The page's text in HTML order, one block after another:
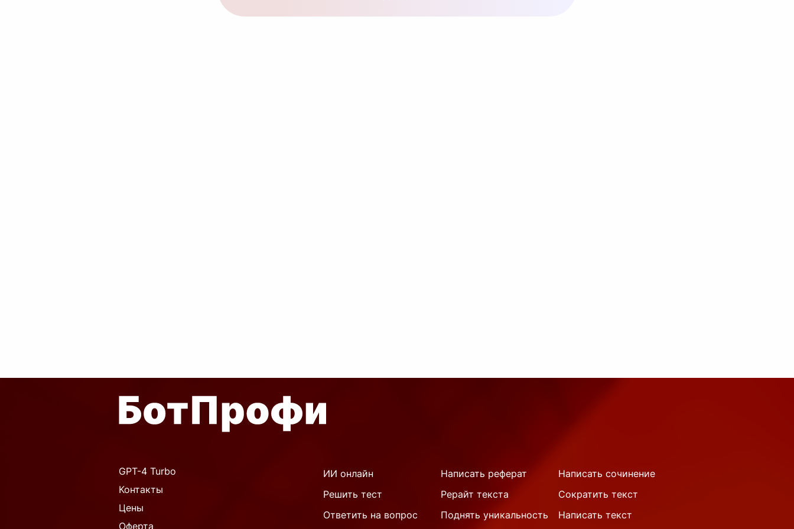
GPT-4 Turbo
Контакты
Цены
Оферта
ИИ онлайн Написать реферат
Написать сочинение
Решить тест
Рерайт текста
Сократить текст
Ответить на вопрос
Поднять уникальность Написать текст